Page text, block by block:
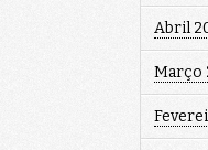
Abril
Março